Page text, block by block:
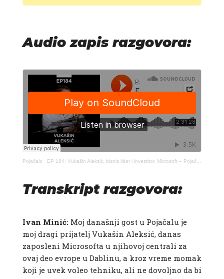
Audio zapis razgovora:
Pojačalo · EP 184: Vukašin Aleksić, biznis lider i investitor, Microsoft – Pojačalo podcast
Transkript razgovora:
Ivan Minić: Moj današnji gost u Pojačalu je
moj dragi prijatelj Vukašin Aleksić, danas
zaposleni Microsofta u njihovoj centrali za
ovaj deo evrope u Dablinu, a kroz vreme momak
koji je uvek voleo tehniku, ali ne dovoljno da bi